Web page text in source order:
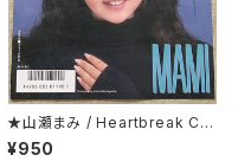
★山瀬まみ / Heartbreak Caf
e
¥950